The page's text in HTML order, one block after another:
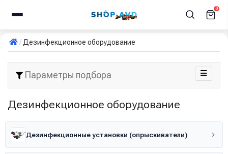
0
Дезинфекционное оборудование
Параметры подбора
Дезинфекционное оборудование
Дезинфекционные установки (опрыскиватели)